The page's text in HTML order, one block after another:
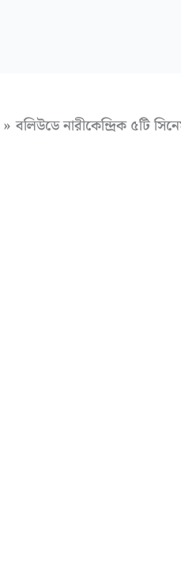
বলিউডে নারীকেন্দ্রিক ৫টি